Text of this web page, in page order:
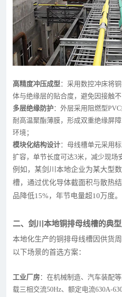
高精度冲压成型 ：采用数控冲床将
体与绝缘层的贴合度，避免因接触不
多层绝缘防护：外层采用阻燃型
耐高温聚酯薄膜，形成双重绝缘屏
环境；
模块化结构设计：母线槽单元采用
扩容，单节长度可达3米，减少现场
例如，某剑川本地企业为某大型
槽，通过优化导体截面积与散热
品降低15%，年节电量超10万度。
二、剑川本地铜排母线槽的典
本地化生产的铜排母线槽因供货
以下场景的首选方案：
工业厂房：在机械制造、汽车装配
载三相交流50Hz、额定电流630A-